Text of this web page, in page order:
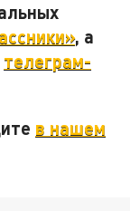
, а
телеграм-
в нашем